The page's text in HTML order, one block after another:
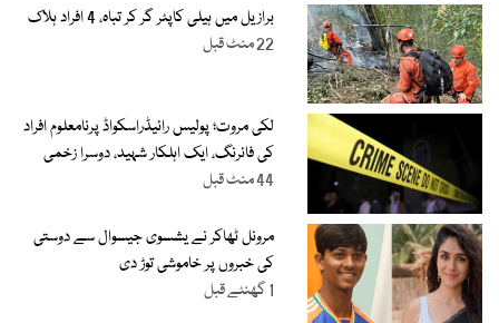
برازیل میں ہیلی کاپٹر گر کر تباہ، 4 افراد ہلاک
22 منٹ قبل
لکی مروت؛ پولیس رائیڈراسکواڈ پرنامعلوم افراد
کی فائرنگ، ایک اہلکار شہید، دوسرا زخمی
44 منٹ قبل
مرونل ٹھاکر نے یشسوی جیسوال سے دوستی
کی خبروں پر خاموشی توڑ دی
1 گھنٹے قبل